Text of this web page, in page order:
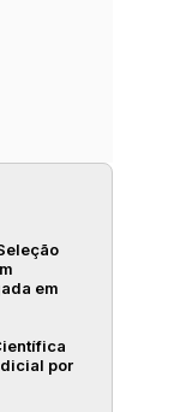
em
por